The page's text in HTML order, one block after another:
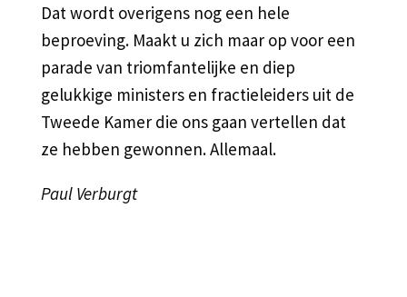
Dat wordt overigens nog een hele
beproeving. Maakt u zich maar op voor een
parade van triomfantelijke en diep
gelukkige ministers en fractieleiders uit de
Tweede Kamer die ons gaan vertellen dat
ze hebben gewonnen. Allemaal.
Paul Verburgt